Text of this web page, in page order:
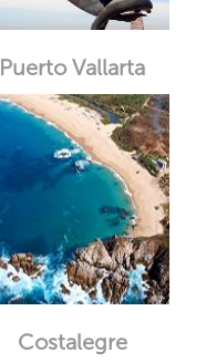
Puerto Vallarta
Costalegre